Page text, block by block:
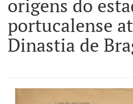
origens do
portucalense
Dinastia de